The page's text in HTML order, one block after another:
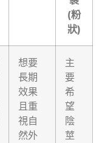
(粉
狀)
想要
長期
效果
且重
視自
然外
主
要
希
望
陰
莖